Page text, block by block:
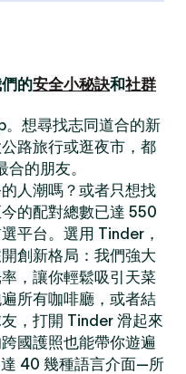
的安全小秘訣和社群
想尋找志同道合的新
路旅行或逛夜市，都
的朋友。
人潮嗎？或者只想找
的配對總數已達 550
平台。選用 Tinder，
創新格局：我們強大
，讓你輕鬆吸引天菜
所有咖啡廳，或者結
，打開 Tinder 滑起來
國護照也能帶你遊遍
40 幾種語言介面—所